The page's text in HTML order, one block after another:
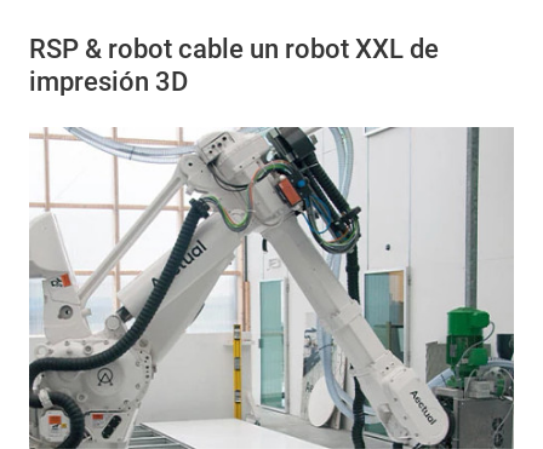
RSP & robot cable un robot XXL de
impresión 3D